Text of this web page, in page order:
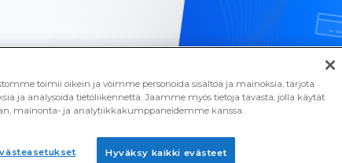
toimii oikein ja voimme personoida sisältöä ja mainoksia, tarjota
ja analysoida tietoliikennettä. Jaamme myös tietoja tavasta, jolla käytät
mainonta- ja analytiikkakumppaneidemme kanssa.
Hyväksy kaikki evästeet